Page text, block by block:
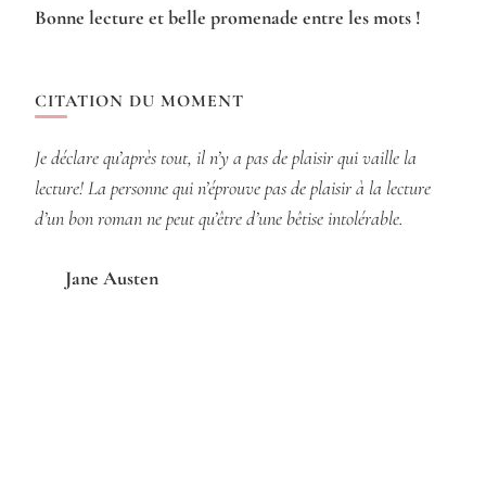
Bonne lecture et belle promenade entre les mots !
CITATION DU MOMENT
Je déclare qu’après tout, il n’y a pas de plaisir qui vaille la
lecture! La personne qui n’éprouve pas de plaisir à la lecture
d’un bon roman ne peut qu’être d’une bêtise intolérable.
Jane Austen